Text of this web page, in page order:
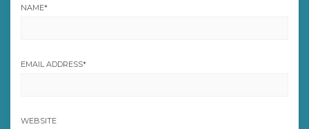
NAME*
EMAIL ADDRESS*
WEBSITE